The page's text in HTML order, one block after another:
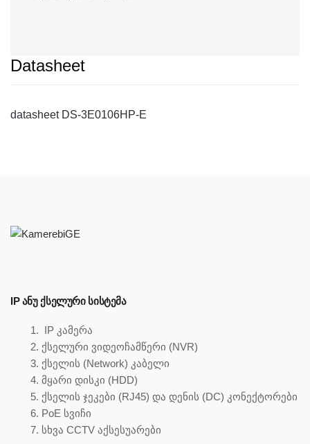
Datasheet
datasheet DS-3E0106HP-E
IP ᲐᲜᲣ ᲥᲡᲔᲚᲣᲠᲘ ᲡᲘᲡᲢᲔᲛᲐ
IP კამერა
ქსელური ვიდეოჩამწერი (NVR)
ქსელის (Network) კაბელი
მყარი დისკი (HDD)
ქსელის ჯეკები (RJ45) და დენის (DC) კონექტორები
PoE სვიჩი
სხვა CCTV აქსესუარები